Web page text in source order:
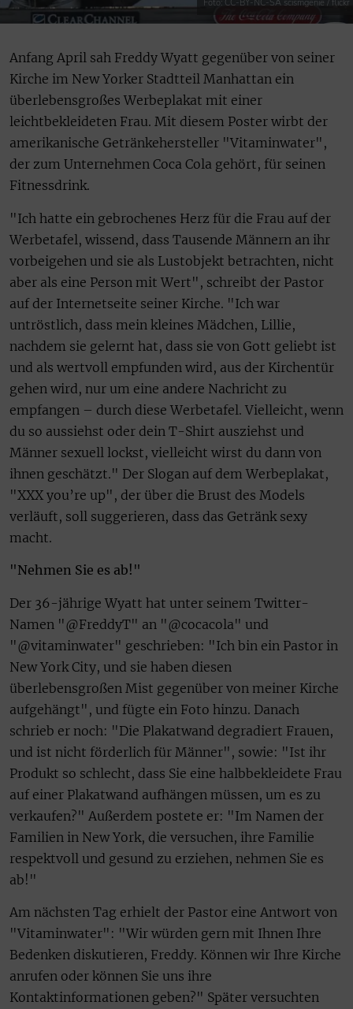
Foto: CC-BY-NC-SA scismgenie / flickr
Anfang April sah Freddy Wyatt gegenüber von seiner
Kirche im New Yorker Stadtteil Manhattan ein
überlebensgroßes Werbeplakat mit einer
leichtbekleideten Frau. Mit diesem Poster wirbt der
amerikanische Getränkehersteller "Vitaminwater",
der zum Unternehmen Coca Cola gehört, für seinen
Fitnessdrink.
"Ich hatte ein gebrochenes Herz für die Frau auf der
Werbetafel, wissend, dass Tausende Männern an ihr
vorbeigehen und sie als Lustobjekt betrachten, nicht
aber als eine Person mit Wert", schreibt der Pastor
auf der Internetseite seiner Kirche. "Ich war
untröstlich, dass mein kleines Mädchen, Lillie,
nachdem sie gelernt hat, dass sie von Gott geliebt ist
und als wertvoll empfunden wird, aus der Kirchentür
gehen wird, nur um eine andere Nachricht zu
empfangen – durch diese Werbetafel. Vielleicht, wenn
du so aussiehst oder dein T-Shirt ausziehst und
Männer sexuell lockst, vielleicht wirst du dann von
ihnen geschätzt." Der Slogan auf dem Werbeplakat,
"XXX you’re up", der über die Brust des Models
verläuft, soll suggerieren, dass das Getränk sexy
macht.
"Nehmen Sie es ab!"
Der 36-jährige Wyatt hat unter seinem Twitter-
Namen "@FreddyT" an "@cocacola" und
"@vitaminwater" geschrieben: "Ich bin ein Pastor in
New York City, und sie haben diesen
überlebensgroßen Mist gegenüber von meiner Kirche
aufgehängt", und fügte ein Foto hinzu. Danach
schrieb er noch: "Die Plakatwand degradiert Frauen,
und ist nicht förderlich für Männer", sowie: "Ist ihr
Produkt so schlecht, dass Sie eine halbbekleidete Frau
auf einer Plakatwand aufhängen müssen, um es zu
verkaufen?" Außerdem postete er: "Im Namen der
Familien in New York, die versuchen, ihre Familie
respektvoll und gesund zu erziehen, nehmen Sie es
ab!"
Am nächsten Tag erhielt der Pastor eine Antwort von
"Vitaminwater": "Wir würden gern mit Ihnen Ihre
Bedenken diskutieren, Freddy. Können wir Ihre Kirche
anrufen oder können Sie uns ihre
Kontaktinformationen geben?" Später versuchten